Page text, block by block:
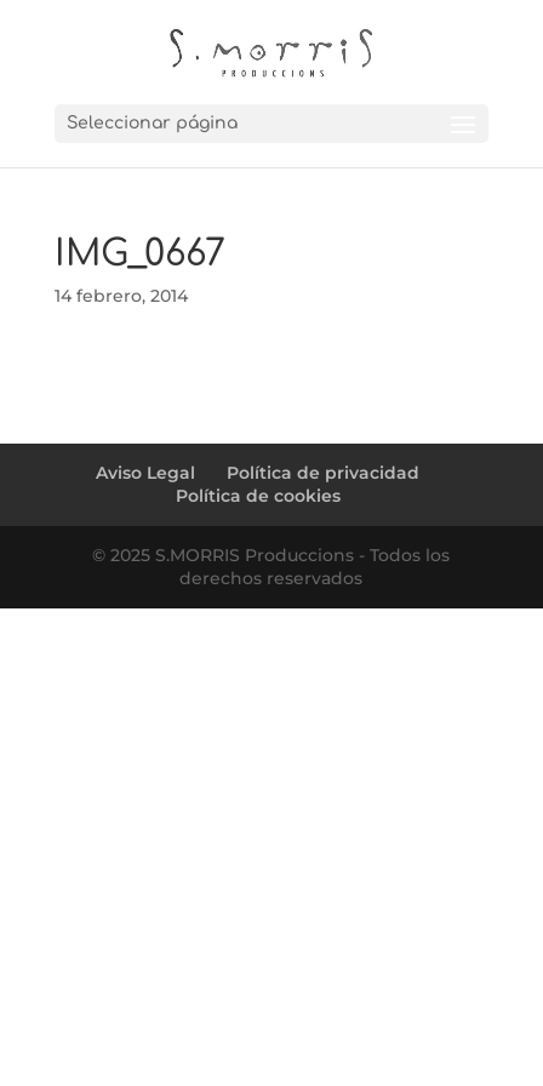
Seleccionar página
IMG_0667
14 febrero, 2014
Aviso Legal
Política de privacidad
Política de cookies
© 2025 S.MORRIS Produccions - Todos los
derechos reservados